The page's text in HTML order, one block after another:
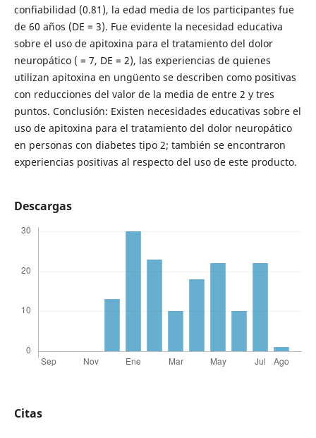
confiabilidad (0.81), la edad media de los participantes fue
de 60 años (DE = 3). Fue evidente la necesidad educativa
sobre el uso de apitoxina para el tratamiento del dolor
neuropático ( = 7, DE = 2), las experiencias de quienes
utilizan apitoxina en ungüento se describen como positivas
con reducciones del valor de la media de entre 2 y tres
puntos. Conclusión: Existen necesidades educativas sobre el
uso de apitoxina para el tratamiento del dolor neuropático
en personas con diabetes tipo 2; también se encontraron
experiencias positivas al respecto del uso de este producto.
Descargas
Citas